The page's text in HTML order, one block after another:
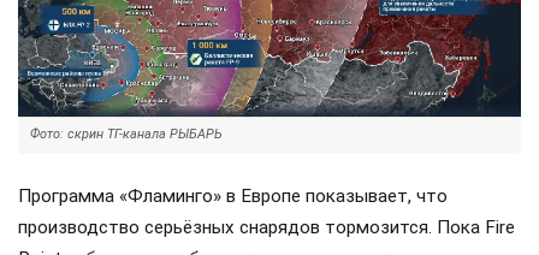
Фото: скрин ТГ-канала РЫБАРЬ
Программа «Фламинго» в Европе показывает, что
производство серьёзных снарядов тормозится. Пока Fire